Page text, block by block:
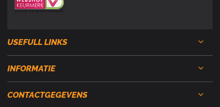
USEFULL LINKS
INFORMATIE
CONTACTGEGEVENS